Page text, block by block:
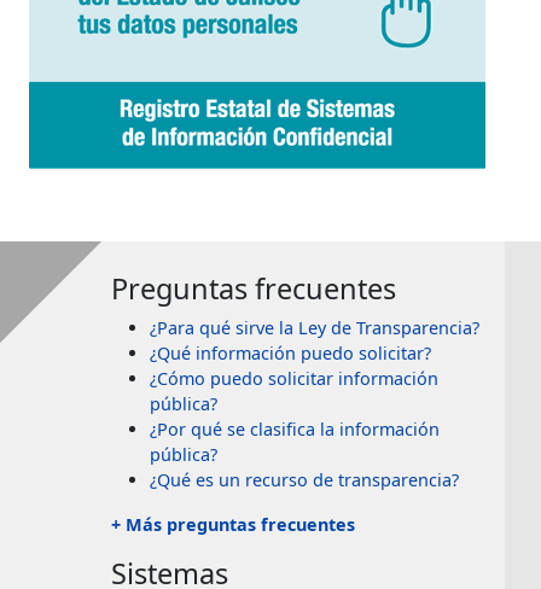
Preguntas frecuentes
¿Para qué sirve la Ley de Transparencia?
¿Qué información puedo solicitar?
¿Cómo puedo solicitar información
pública?
¿Por qué se clasifica la información
pública?
¿Qué es un recurso de transparencia?
+ Más preguntas frecuentes
Sistemas